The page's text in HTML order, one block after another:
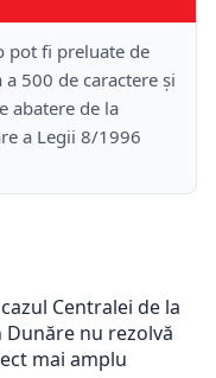
pot fi preluate de
500 de caractere și
abatere de la
a Legii 8/1996
Centralei de la
nu rezolvă
mai amplu